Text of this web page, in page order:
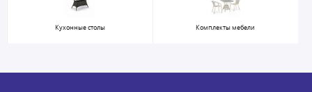
Кухонные столы Комплекты мебели